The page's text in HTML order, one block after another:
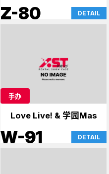
Z-80 DETAIL
手办
Love Live! & 学园Mas
W-91 DETAIL